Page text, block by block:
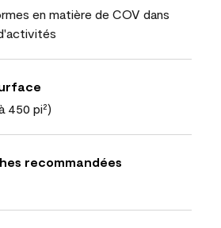
en matière de COV dans
450 pi²)
recommandées